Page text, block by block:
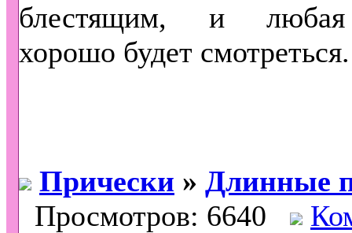
блестящим, и любая
хорошо будет
Прически » Длинные
Просмотров: 6640